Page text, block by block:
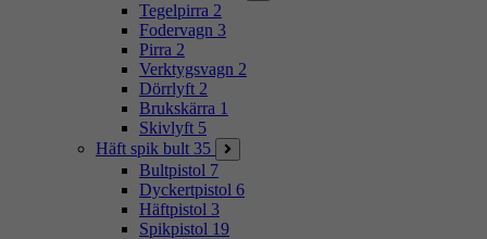
Tegelpirra 2
Fodervagn 3
Pirra 2
Verktygsvagn 2
Dörrlyft 2
Brukskärra 1
Skivlyft 5
Häft spik bult 35
Bultpistol 7
Dyckertpistol 6
Häftpistol 3
Spikpistol 19